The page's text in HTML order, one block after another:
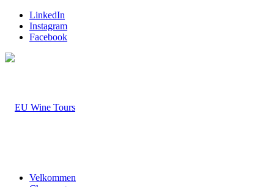
LinkedIn
Instagram
Facebook
Velkommen